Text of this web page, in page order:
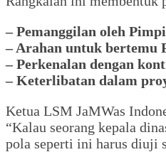
– Pemanggilan oleh
– Arahan untuk bertemu
– Perkenalan dengan
– Keterlibatan dalam
Ketua LSM JaMWas
“Kalau seorang kepala
pola seperti ini harus diuji